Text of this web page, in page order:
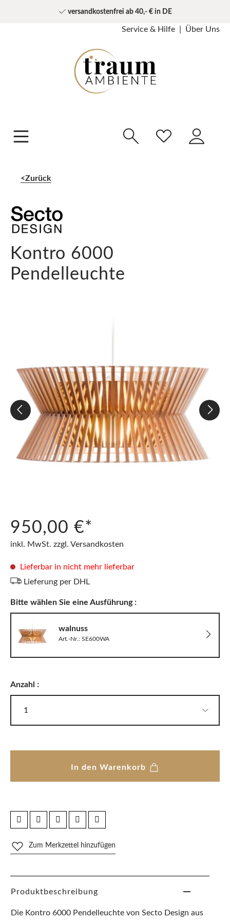
versandkostenfrei ab 40,- € in DE
Service & Hilfe Über Uns
Zurück
Kontro 6000
Pendelleuchte
950,00 €*
inkl. MwSt. zzgl. Versandkosten
Lieferbar in nicht mehr lieferbar
Lieferung per DHL
Bitte wählen Sie eine Ausführung :
walnuss
Art.-Nr.: SE600WA
Anzahl :
In den Warenkorb
Zum Merkzettel hinzufügen
Produktbeschreibung
Die Kontro 6000 Pendelleuchte von Secto Design aus